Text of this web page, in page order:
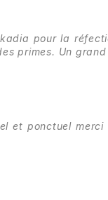
pour la
primes. Un
et ponctuel